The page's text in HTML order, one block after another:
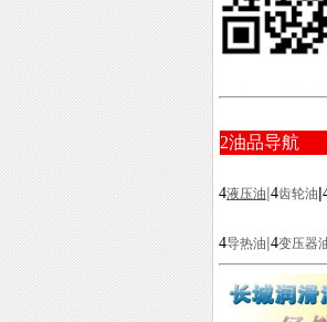
2油品导航
4液压油|4齿轮油|
4导热油|4变压器